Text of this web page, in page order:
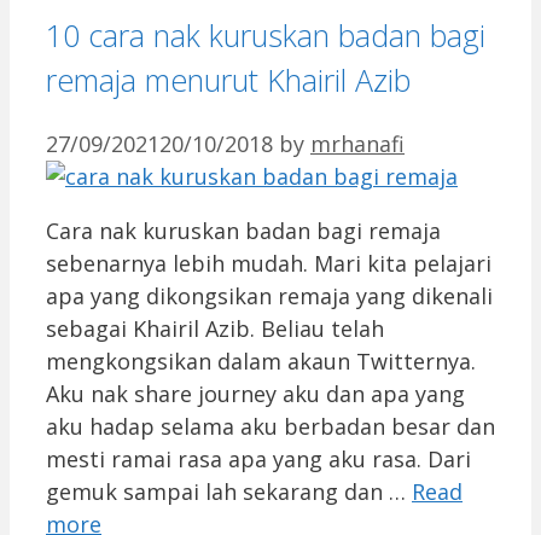
10 cara nak kuruskan badan bagi
remaja menurut Khairil Azib
27/09/202120/10/2018 by mrhanafi
Cara nak kuruskan badan bagi remaja
sebenarnya lebih mudah. Mari kita pelajari
apa yang dikongsikan remaja yang dikenali
sebagai Khairil Azib. Beliau telah
mengkongsikan dalam akaun Twitternya.
Aku nak share journey aku dan apa yang
aku hadap selama aku berbadan besar dan
mesti ramai rasa apa yang aku rasa. Dari
gemuk sampai lah sekarang dan … Read
more